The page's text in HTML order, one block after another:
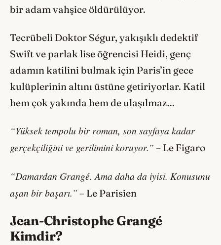
bir adam vahşice öldürülüyor.
Tecrübeli Doktor Ségur, yakışıklı dedektif
Swift ve parlak lise öğrencisi Heidi, genç
adamın katilini bulmak için Paris’in gece
kulüplerinin altını üstüne getiriyorlar. Katil
hem çok yakında hem de ulaşılmaz…
“Yüksek tempolu bir roman, son sayfaya kadar
gerçekçiliğini ve gerilimini koruyor.” – Le Figaro
“Damardan Grangé. Ama daha da iyisi. Konusunu
aşan bir başarı.” – Le Parisien
Jean-Christophe Grangé
Kimdir?